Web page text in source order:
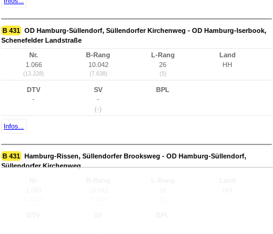
B 431 OD Hamburg-Süllendorf, Süllendorfer Kirchenweg - OD Hamburg-Iserbook,
Schenefelder Landstraße
Nr.
1.066
(13.228)
B-Rang
10.042
(7.638)
L-Rang
26
(5)
Land
HH
DTV
-
SV
-
(-)
BPL
Infos...
B 431 Hamburg-Rissen, Süllendorfer Brooksweg - OD Hamburg-Süllendorf,
Süllendorfer Kirchenweg